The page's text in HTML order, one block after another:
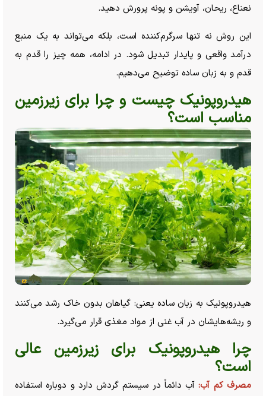
نعناع، ریحان، آویشن و پونه پرورش دهید.
این روش نه تنها سرگرم‌کننده است، بلکه می‌تواند به یک منبع
درآمد واقعی و پایدار تبدیل شود. در ادامه، همه چیز را قدم به
قدم و به زبان ساده توضیح می‌دهیم.
هیدروپونیک چیست و چرا برای زیرزمین
مناسب است؟
هیدروپونیک به زبان ساده یعنی: گیاهان بدون خاک رشد می‌کنند
و ریشه‌هایشان در آب غنی از مواد مغذی قرار می‌گیرد.
چرا هیدروپونیک برای زیرزمین عالی
است؟
مصرف کم آب:آب دائماً در سیستم گردش دارد و دوباره استفاده